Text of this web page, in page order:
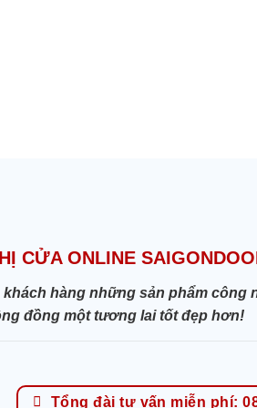
CỬA ONLINE
hàng những sản phẩm công
đồng một tương lai tốt đẹp hơn!
Tổng đài tư vấn miễn phí: